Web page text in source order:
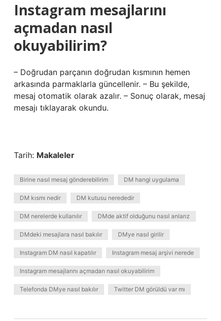
Instagram mesajlarını
açmadan nasıl
okuyabilirim?
– Doğrudan parçanın doğrudan kısmının hemen
arkasında parmaklarla güncellenir. – Bu şekilde,
mesaj otomatik olarak azalır. – Sonuç olarak, mesaj
mesajı tıklayarak okundu.
Tarih: Makaleler
Birine nasıl mesaj gönderebilirim DM hangi uygulama
DM kısmı nedir DM kutusu nerededir
DM nerelerde kullanılır DMde aktif olduğunu nasıl anlarız
DMdeki mesajlara nasıl bakılır DMye nasıl girilir
Instagram DM nasıl kapatılır Instagram mesaj arşivi nerede
Instagram mesajlarını açmadan nasıl okuyabilirim
Telefonda DMye nasıl bakılır Twitter DM görüldü var mı